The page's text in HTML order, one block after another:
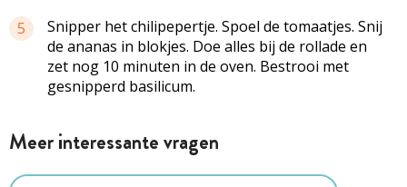
5
Snipper het chilipepertje. Spoel de tomaatjes. Snij
de ananas in blokjes. Doe alles bij de rollade en
zet nog 10 minuten in de oven. Bestrooi met
gesnipperd basilicum.
Meer interessante vragen